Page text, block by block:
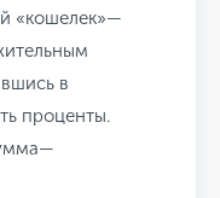
«кошелек»—
в
проценты.